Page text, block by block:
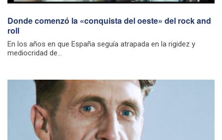
Donde comenzó la «conquista del oeste» del rock and
roll
En los años en que España seguía atrapada en la rigidez y
mediocridad de...